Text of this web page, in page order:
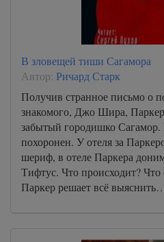
В зловещей тиши Сагамора
Автор: Ричард Старк
Получив странное письмо о
знакомого, Джо Шира,
забытый городишко
похоронен. У отеля за
шериф, в отеле Паркера
Тифтус. Что происходит?
Паркер решает всё